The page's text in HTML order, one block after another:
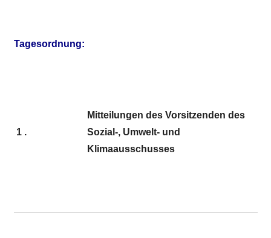
Tagesordnung:
1 .
Mitteilungen des Vorsitzenden des
Sozial-, Umwelt- und
Klimaausschusses